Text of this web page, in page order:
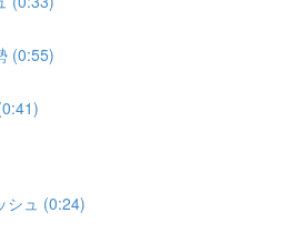
(0:55)
シュ (0:24)